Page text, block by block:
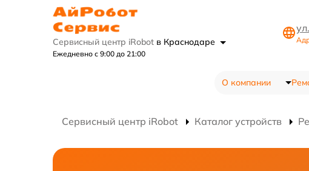
Сервисный центр iRobot в Краснодаре
Ежедневно с 9:00 до 21:00
О компании
Сервисный центр iRobot Каталог устройств